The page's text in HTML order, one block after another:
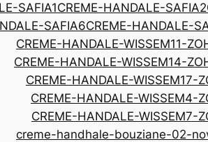
SAFIA1CREME-HANDALE-SAFIA2
SAFIA6CREME-HANDALE-
CREME-HANDALE-WISSEM11-
CREME-HANDALE-WISSEM14-
CREME-HANDALE-WISSEM17-
CREME-HANDALE-WISSEM4-
CREME-HANDALE-WISSEM7-
creme-handhale-bouziane-02-